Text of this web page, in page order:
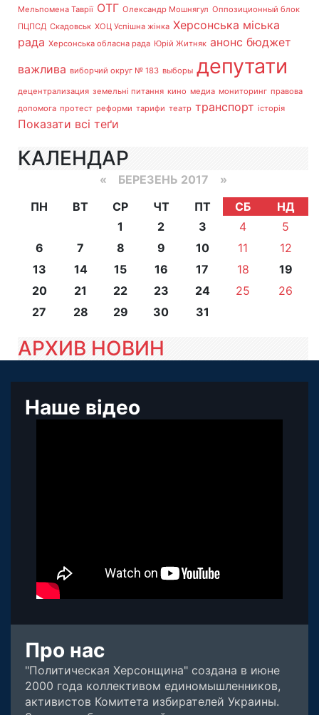
Мельпомена Таврії ОТГ Олександр Мошнягул Оппозиционный блок
ПЦПСД Скадовськ ХОЦ Успішна жінка Херсонська міська
рада Херсонська обласна рада Юрій Житняк анонс бюджет
важлива виборчий округ № 183 выборы депутати
децентрализация земельні питання кино медиа мониторинг правова
допомога протест реформи тарифи театр транспорт історія
Показати всі теґи
КАЛЕНДАР
« БЕРЕЗЕНЬ 2017 »
ПН
ВТ СР ЧТ ПТ СБ
НД
1
2 3 4
5
6
7 8 9 10 11
12
13
14 15 16 17 18
19
20
21 22 23 24 25
26
27
28 29 30 31
АРХИВ НОВИН
Наше відео
Про нас
"Политическая Херсонщина" создана в июне
2000 года коллективом единомышленников,
активистов Комитета избирателей Украины.